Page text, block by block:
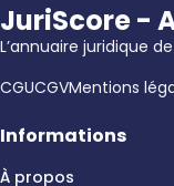
JuriScore -
L’annuaire juridique
CGUCGVMentions
Informations
À propos